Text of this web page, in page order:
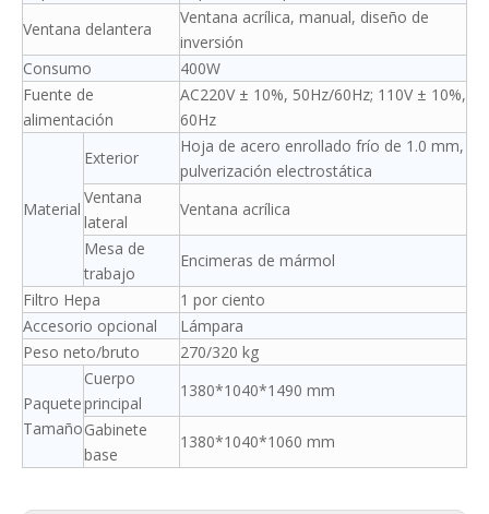
Ventana delantera
Ventana acrílica, manual, diseño de
inversión
Consumo
400W
Fuente de
alimentación
AC220V ± 10%, 50Hz/60Hz; 110V ± 10%,
60Hz
Material
Exterior
Hoja de acero enrollado frío de 1.0 mm,
pulverización electrostática
Ventana
lateral
Ventana acrílica
Mesa de
trabajo
Encimeras de mármol
Filtro Hepa
1 por ciento
Accesorio opcional
Lámpara
Peso neto/bruto
270/320 kg
Paquete
Tamaño
Cuerpo
principal
1380*1040*1490 mm
Gabinete
base
1380*1040*1060 mm